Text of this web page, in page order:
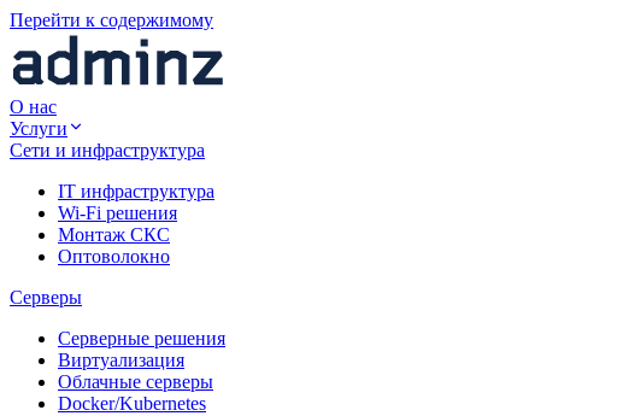
Перейти к содержимому
О нас
Услуги
Сети и инфраструктура
IT инфраструктура
Wi-Fi решения
Монтаж СКС
Оптоволокно
Серверы
Серверные решения
Виртуализация
Облачные серверы
Docker/Kubernetes